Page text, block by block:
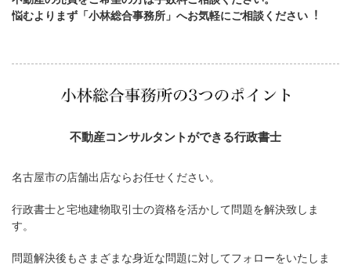
悩むよりまず「小林総合事務所」へお気軽にご相談ください︕
不動産コンサルタントができる行政書士
名古屋市の店舗出店ならお任せください。
行政書士と宅地建物取引士の資格を活かして問題を解決致しま
す。
問題解決後もさまざまな身近な問題に対してフォローをいたしま